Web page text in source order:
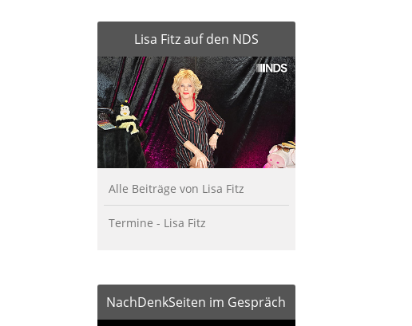
Lisa Fitz auf den NDS
Alle Beiträge von Lisa Fitz
Termine - Lisa Fitz
NachDenkSeiten im Gespräch